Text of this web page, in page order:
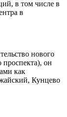
в том числе в
в
нового
проспекта), он
как
Кунцево